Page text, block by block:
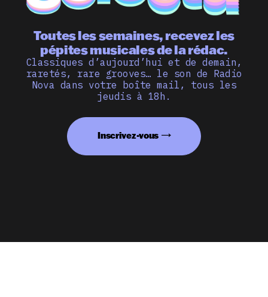
Toutes les semaines, recevez les
pépites musicales de la rédac.
Classiques d’aujourd’hui et de demain,
raretés, rare grooves… le son de Radio
Nova dans votre boîte mail, tous les
jeudis à 18h.
Inscrivez-vous